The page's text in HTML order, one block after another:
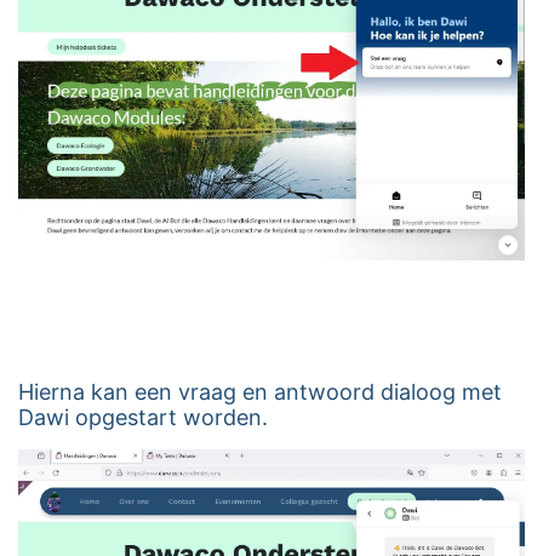
Hierna kan een vraag en antwoord dialoog met
Dawi opgestart worden.